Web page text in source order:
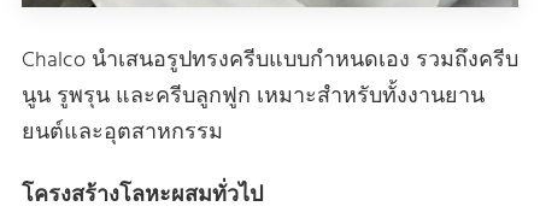
Chalco นําเสนอรูปทรงครีบแบบกําหนดเอง รวมถึงครีบ
นูน รูพรุน และครีบลูกฟูก เหมาะสําหรับทั้งงานยาน
ยนต์และอุตสาหกรรม
โครงสร้างโลหะผสมทั่วไป